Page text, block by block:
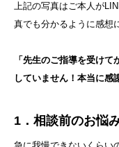
上記の写真はご本人が
真でも分かるように感想
「先生のご指導を受け
していません！本当に感
1．相談前のお悩